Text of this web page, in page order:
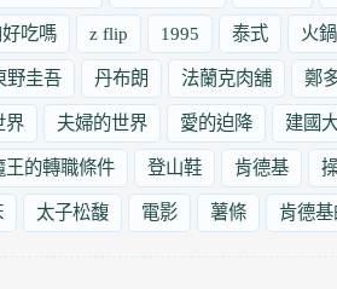
吃嗎 z flip 1995 泰式 火鍋
野圭吾 丹布朗 法蘭克肉舖 鄭
界 夫婦的世界 愛的迫降 建國
王的轉職條件 登山鞋 肯德基
太子松馥 電影 薯條 肯德